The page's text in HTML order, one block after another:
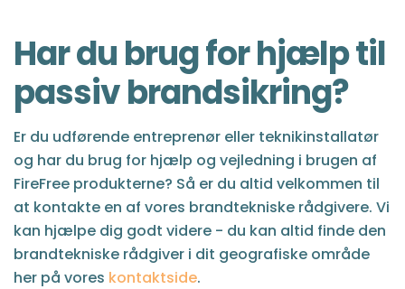
Har du brug for hjælp til
passiv brandsikring?
Er du udførende entreprenør eller teknikinstallatør
og har du brug for hjælp og vejledning i brugen af
FireFree produkterne? Så er du altid velkommen til
at kontakte en af vores brandtekniske rådgivere. Vi
kan hjælpe dig godt videre - du kan altid finde den
brandtekniske rådgiver i dit geografiske område
her på vores kontaktside.